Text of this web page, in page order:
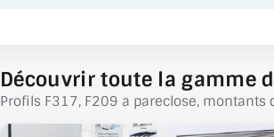
Découvrir toute la gamme
Profils F317, F209 a pareclose,